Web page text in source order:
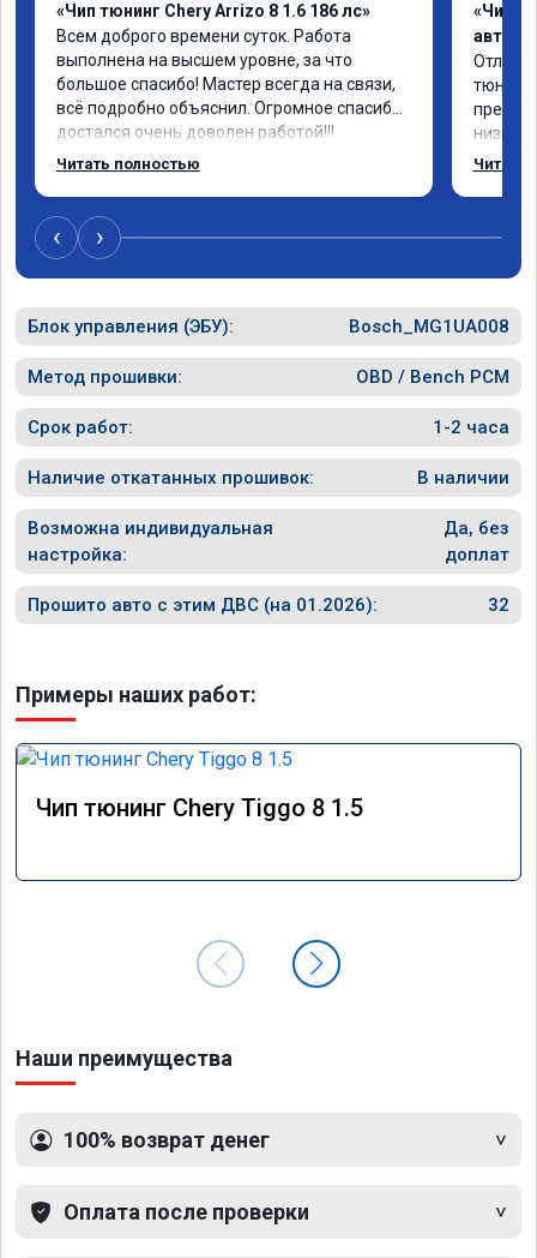
«Чип тюнинг Chery Arrizo 8 1.6 186 лс»
Всем доброго времени суток. Работа
выполнена на высшем уровне, за что
большое спасибо! Мастер всегда на связи,
всё подробно объяснил. Огромное спасибо,
достался очень доволен работой!!!
Читать полностью
«Чип
низов,
Расход
Читать
‹ ›
Блок управления (ЭБУ): Bosch_MG1UA008
Метод прошивки: OBD / Bench PCM
Срок работ: 1-2 часа
Наличие откатанных прошивок: В наличии
Возможна индивидуальная
настройка:
Да, без
доплат
Прошито авто с этим ДВС (на 01.2026): 32
Примеры наших работ:
Чип тюнинг Chery Tiggo 8 1.5
Наши преимущества
100% возврат денег
Оплата после проверки